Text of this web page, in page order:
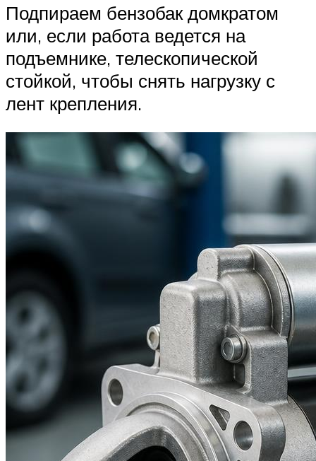
Подпираем бензобак домкратом
или, если работа ведется на
подъемнике, телескопической
стойкой, чтобы снять нагрузку с
лент крепления.